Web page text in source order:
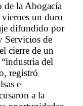
de la Abogacía
un duro
difundido por
Servicios de
cierre de un
del
registró
e
a la